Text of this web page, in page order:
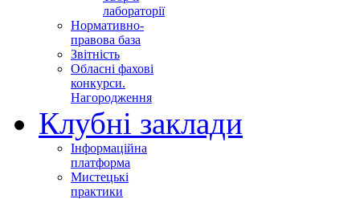
лабораторії
Нормативно-
правова база
Звітність
Обласні фахові
конкурси.
Нагородження
Клубні заклади
Інформаційна
платформа
Мистецькі
практики